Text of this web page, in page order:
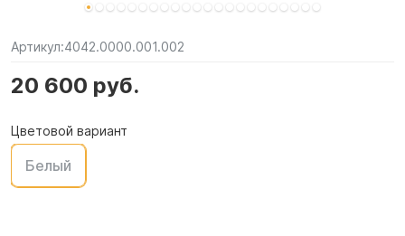
Артикул:4042.0000.001.002
20 600 руб.
Цветовой вариант
Белый